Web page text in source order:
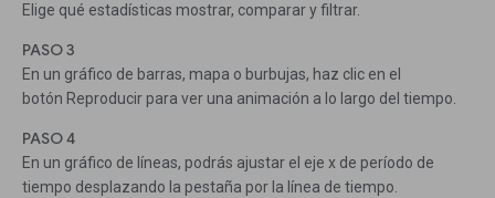
Elige qué estadísticas mostrar, comparar y filtrar.
PASO 3
En un gráfico de barras, mapa o burbujas, haz clic en el
botón Reproducir para ver una animación a lo largo del tiempo.
PASO 4
En un gráfico de líneas, podrás ajustar el eje x de período de
tiempo desplazando la pestaña por la línea de tiempo.